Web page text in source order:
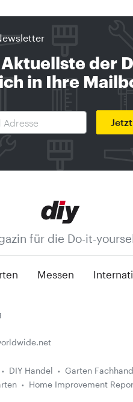
Aktuellste der
in Ihre
für die Do-it-
Messen
DIY Handel Garten
Home Improvement